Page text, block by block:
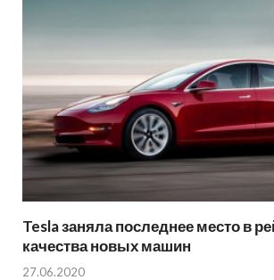
Tesla заняла последнее место в
качества новых машин
27.06.2020